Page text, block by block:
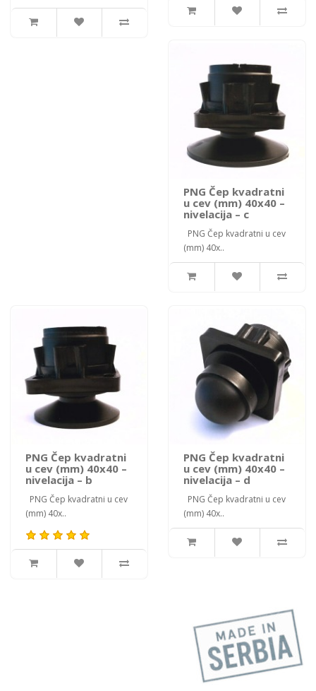
PNG Čep kvadratni
u cev (mm) 40x40 –
nivelacija – c
PNG Čep kvadratni u cev
(mm) 40x..
PNG Čep kvadratni
u cev (mm) 40x40 –
nivelacija – b
PNG Čep kvadratni u cev
(mm) 40x..
PNG Čep kvadratni
u cev (mm) 40x40 –
nivelacija – d
PNG Čep kvadratni u cev
(mm) 40x..